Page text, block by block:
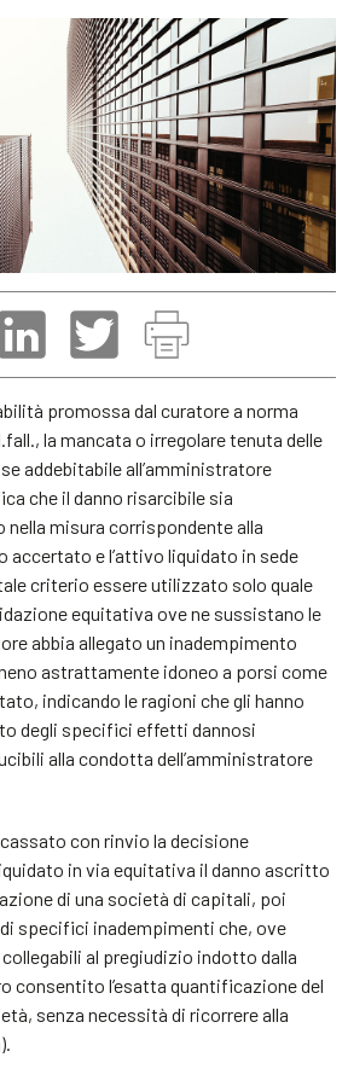
promossa dal curatore a norma
la mancata o irregolare tenuta delle
addebitabile all’amministratore
che il danno risarcibile sia
misura corrispondente alla
accertato e l’attivo liquidato in sede
criterio essere utilizzato solo quale
equitativa ove ne sussistano le
abbia allegato un inadempimento
astrattamente idoneo a porsi come
indicando le ragioni che gli hanno
degli specifici effetti dannosi
alla condotta dell’amministratore
cassato con rinvio la decisione
in via equitativa il danno ascritto
di una società di capitali, poi
specifici inadempimenti che, ove
al pregiudizio indotto dalla
consentito l’esatta quantificazione del
senza necessità di ricorrere alla